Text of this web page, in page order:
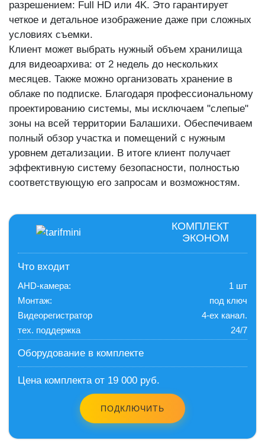
разрешением: Full HD или 4K. Это гарантирует
четкое и детальное изображение даже при сложных
условиях съемки.
Клиент может выбрать нужный объем хранилища
для видеоархива: от 2 недель до нескольких
месяцев. Также можно организовать хранение в
облаке по подписке. Благодаря профессиональному
проектированию системы, мы исключаем "слепые"
зоны на всей территории Балашихи. Обеспечиваем
полный обзор участка и помещений с нужным
уровнем детализации. В итоге клиент получает
эффективную систему безопасности, полностью
соответствующую его запросам и возможностям.
КОМПЛЕКТ
ЭКОНОМ
Что входит
AHD-камера:
1 шт
Монтаж:
под ключ
Видеорегистратор
4-ех канал.
тех. поддержка
24/7
Оборудование в комплекте
Цена комплекта от 19 000 руб.
ПОДКЛЮЧИТЬ